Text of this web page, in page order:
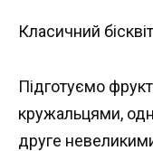
Класичний бісквіт
Підготуємо
кружальцями,
друге